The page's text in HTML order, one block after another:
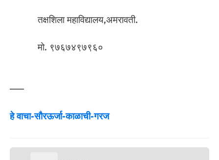
तक्षशिला महाविद्यालय,अमरावती.
मो. ९७६७४९७९६०
—–
हे वाचा-सौरऊर्जा-काळाची-गरज